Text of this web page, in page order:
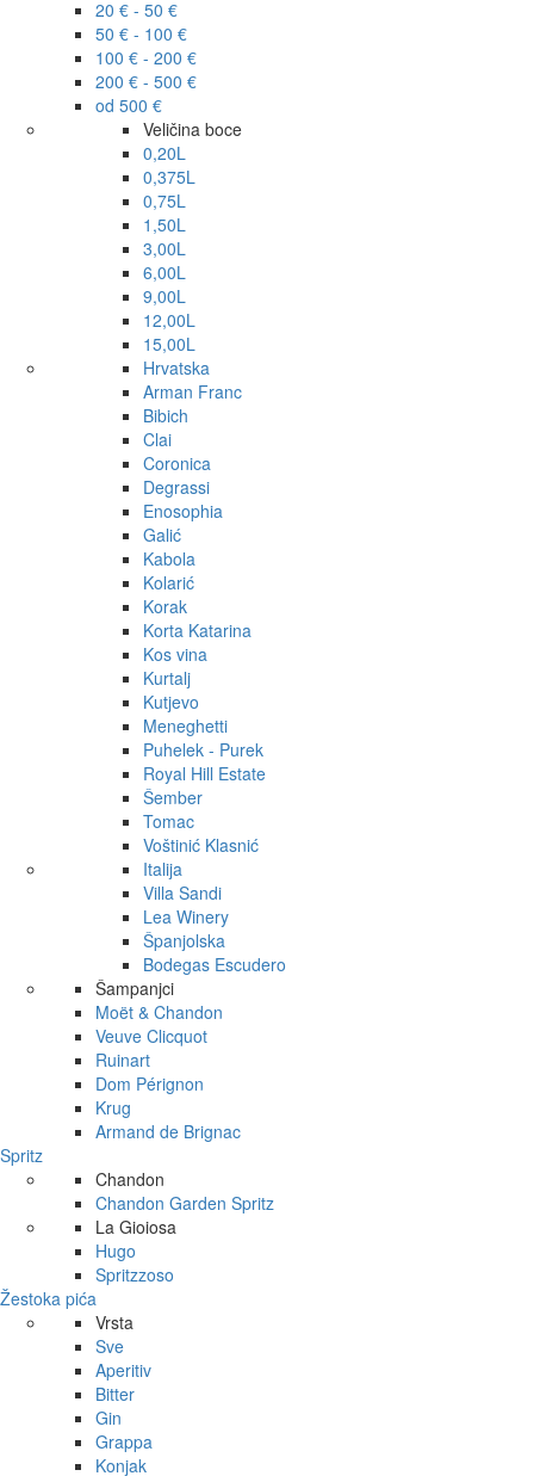
20 € - 50 €
50 € - 100 €
100 € - 200 €
200 € - 500 €
od 500 €
Veličina boce
0,20L
0,375L
0,75L
1,50L
3,00L
6,00L
9,00L
12,00L
15,00L
Hrvatska
Arman Franc
Bibich
Clai
Coronica
Degrassi
Enosophia
Galić
Kabola
Kolarić
Korak
Korta Katarina
Kos vina
Kurtalj
Kutjevo
Meneghetti
Puhelek - Purek
Royal Hill Estate
Šember
Tomac
Voštinić Klasnić
Italija
Villa Sandi
Lea Winery
Španjolska
Bodegas Escudero
Šampanjci
Moët & Chandon
Veuve Clicquot
Ruinart
Dom Pérignon
Krug
Armand de Brignac
Spritz
Chandon
Chandon Garden Spritz
La Gioiosa
Hugo
Spritzzoso
Žestoka pića
Vrsta
Sve
Aperitiv
Bitter
Gin
Grappa
Konjak